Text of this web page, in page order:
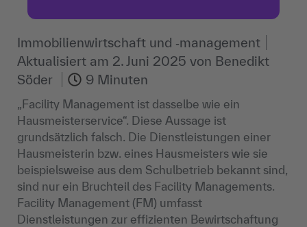
Immobilienwirtschaft und ‐management
Aktualisiert am 2. Juni 2025 von Benedikt
Söder
9 Minuten
„Facility Management ist dasselbe wie ein
Hausmeisterservice“. Diese Aussage ist
grundsätzlich falsch. Die Dienstleistungen einer
Hausmeisterin bzw. eines Hausmeisters wie sie
beispielsweise aus dem Schulbetrieb bekannt sind,
sind nur ein Bruchteil des Facility Managements.
Facility Management (FM) umfasst
Dienstleistungen zur effizienten Bewirtschaftung